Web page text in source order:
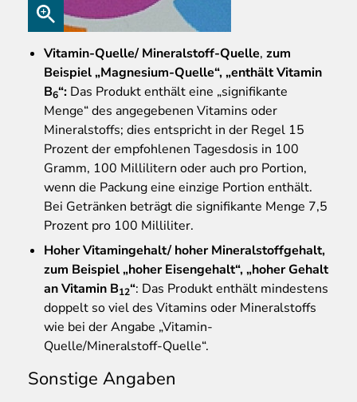
Vitamin-Quelle/ Mineralstoff-Quelle, zum
Beispiel „Magnesium-Quelle“, „enthält Vitamin
B6“: Das Produkt enthält eine „signifikante
Menge“ des angegebenen Vitamins oder
Mineralstoffs; dies entspricht in der Regel 15
Prozent der empfohlenen Tagesdosis in 100
Gramm, 100 Millilitern oder auch pro Portion,
wenn die Packung eine einzige Portion enthält.
Bei Getränken beträgt die signifikante Menge 7,5
Prozent pro 100 Milliliter.
Hoher Vitamingehalt/ hoher Mineralstoffgehalt,
zum Beispiel „hoher Eisengehalt“, „hoher Gehalt
an Vitamin B12“: Das Produkt enthält mindestens
doppelt so viel des Vitamins oder Mineralstoffs
wie bei der Angabe „Vitamin-
Quelle/Mineralstoff-Quelle“.
Sonstige Angaben